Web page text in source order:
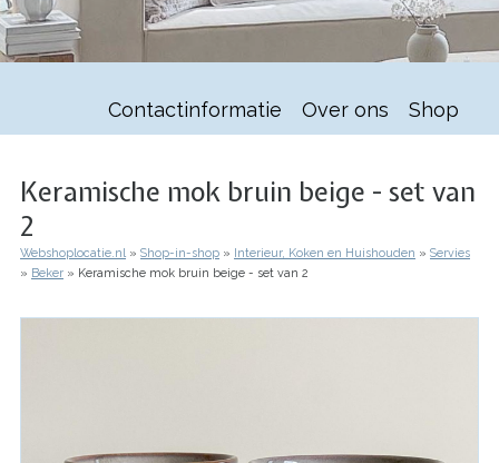
l
o
c
Contactinformatie Over ons Shop
Keramische mok bruin beige - set van
2
Kruimelpad
Webshoplocatie.nl Shop-in-shop Interieur, Koken en Huishouden
Servies
Beker
Keramische mok bruin beige - set van 2